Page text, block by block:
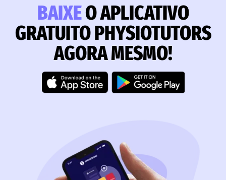
BAIXEO APLICATIVO
GRATUITO PHYSIOTUTORS
AGORA MESMO!